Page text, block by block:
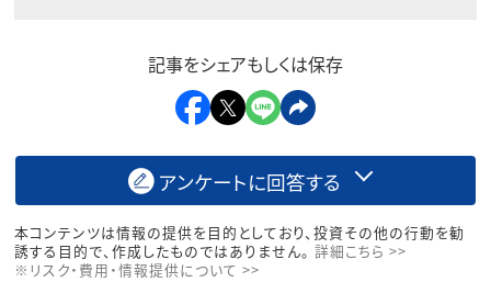
記事をシェアもしくは保存
アンケートに回答する
本コンテンツは情報の提供を目的としており、投資その他の行動を勧
誘する目的で、作成したものではありません。 詳細こちら >>
※リスク・費用・情報提供について >>